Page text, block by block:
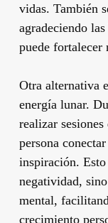
vidas. También
agradeciendo
puede fortalecer
Otra alternativa
energía lunar.
realizar
persona
inspiración.
negatividad,
mental,
crecimiento